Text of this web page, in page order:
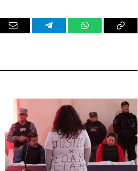
Email Telegram WhatsAppCopy